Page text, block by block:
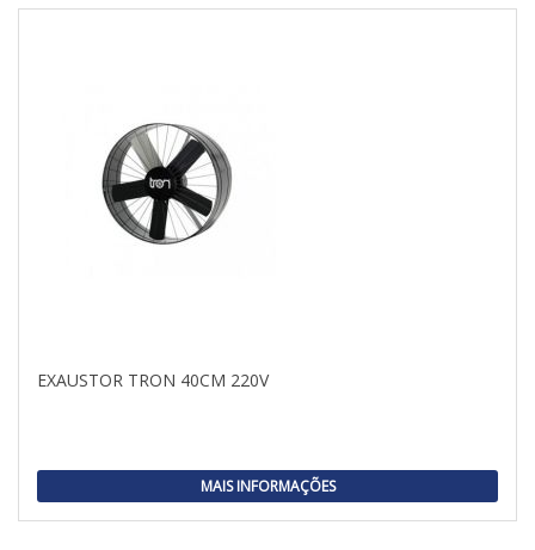
EXAUSTOR TRON 40CM 220V
MAIS INFORMAÇÕES